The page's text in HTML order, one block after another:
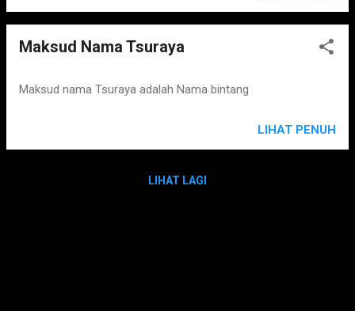
Maksud Nama Tsuraya
Maksud nama Tsuraya adalah Nama bintang
LIHAT PENUH
LIHAT LAGI